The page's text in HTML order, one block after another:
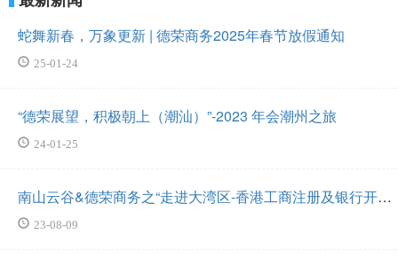
蛇舞新春，万象更新 | 德荣商务2025年春节放假通知
25-01-24
“德荣展望，积极朝上（潮汕）”-2023 年会潮州之旅
24-01-25
南山云谷&德荣商务之“走进大湾区-香港工商注册及银行开
户”讲座圆满结束
23-08-09